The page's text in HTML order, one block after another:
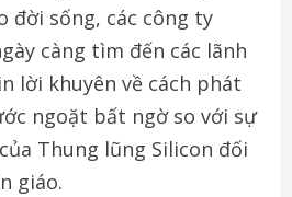
đời sống, các công ty
càng tìm đến các lãnh
lời khuyên về cách phát
ngoặt bất ngờ so với sự
Thung lũng Silicon đối
giáo.